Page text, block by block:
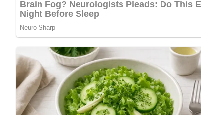
Durchziehen lassen (60 Minuten):
Den Salat
sich die Aromen gut verbinden.
Servieren (5 Minuten):Kurz vor dem Servieren